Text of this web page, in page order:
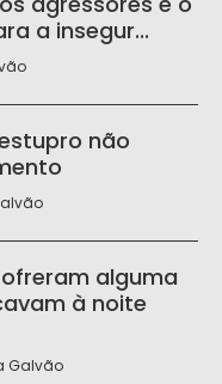
a insegur...
não
alguma
à noite
Galvão